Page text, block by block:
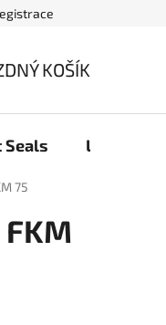
KOŠÍK
Seals Ložiska
75
FKM